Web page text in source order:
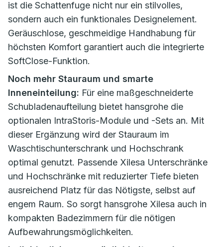
ist die Schattenfuge nicht nur ein stilvolles,
sondern auch ein funktionales Designelement.
Geräuschlose, geschmeidige Handhabung für
höchsten Komfort garantiert auch die integrierte
SoftClose-Funktion.
Noch mehr Stauraum und smarte
Inneneinteilung: Für eine maßgeschneiderte
Schubladenaufteilung bietet hansgrohe die
optionalen IntraStoris-Module und -Sets an. Mit
dieser Ergänzung wird der Stauraum im
Waschtischunterschrank und Hochschrank
optimal genutzt. Passende Xilesa Unterschränke
und Hochschränke mit reduzierter Tiefe bieten
ausreichend Platz für das Nötigste, selbst auf
engem Raum. So sorgt hansgrohe Xilesa auch in
kompakten Badezimmern für die nötigen
Aufbewahrungsmöglichkeiten.